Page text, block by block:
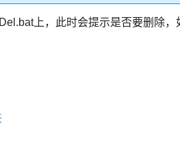
上，此时会提示是否要删除